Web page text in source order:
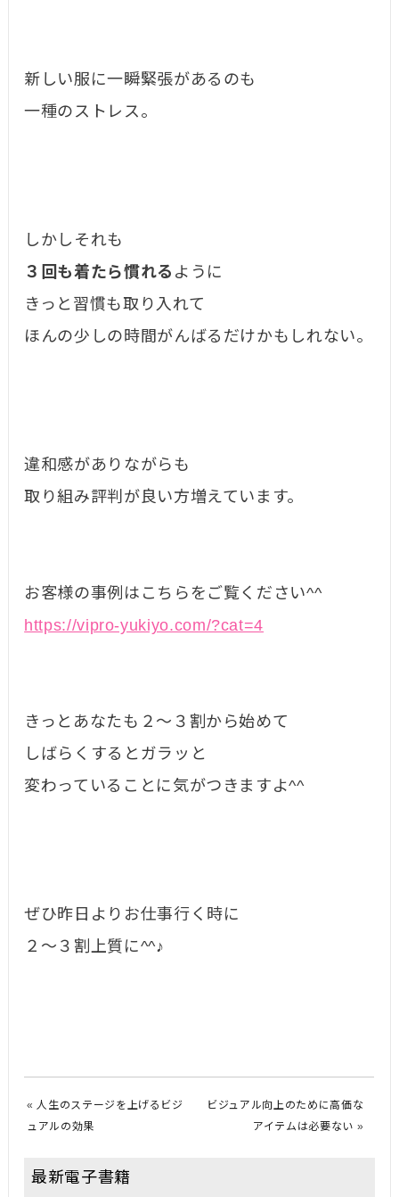
新しい服に一瞬緊張があるのも
一種のストレス。
しかしそれも
３回も着たら慣れる ように
きっと習慣も取り入れて
ほんの少しの時間がんばるだけかもしれない。
違和感がありながらも
取り組み評判が良い方増えています。
お客様の事例はこちらをご覧ください^^
https://vipro-yukiyo.com/?cat=4
きっとあなたも２〜３割から始めて
しばらくするとガラッと
変わっていることに気がつきますよ^^
ぜひ昨日よりお仕事行く時に
２〜３割上質に^^♪
«人生のステージを上げるビジ
ュアルの効果
ビジュアル向上のために高価な
アイテムは必要ない »
最新電子書籍